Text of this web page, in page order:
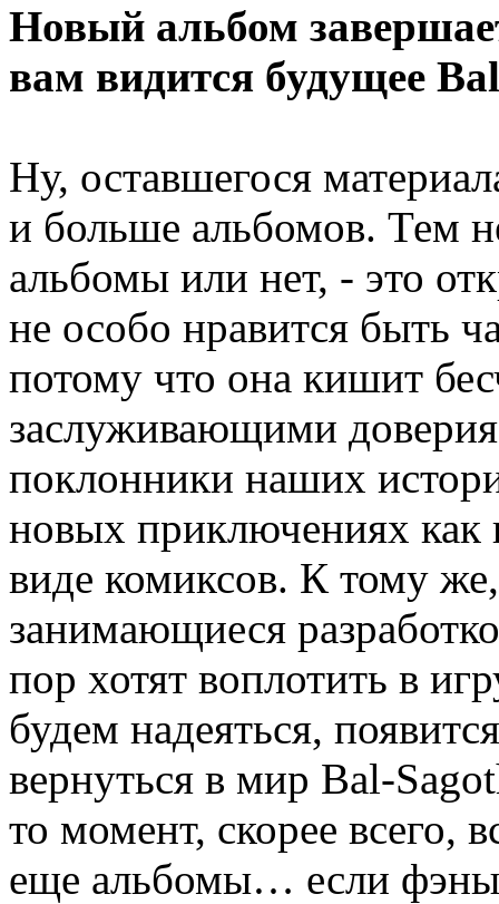
Новый альбом
вам видится будущее
Ну, оставшегося
и больше альбомов. Тем
альбомы или нет, - это
не особо нравится быть
потому что она кишит
заслуживающими
поклонники наших
новых приключениях как
виде комиксов. К тому
занимающиеся
пор хотят воплотить в
будем надеяться,
вернуться в мир Bal-
то момент, скорее всего,
еще альбомы… если